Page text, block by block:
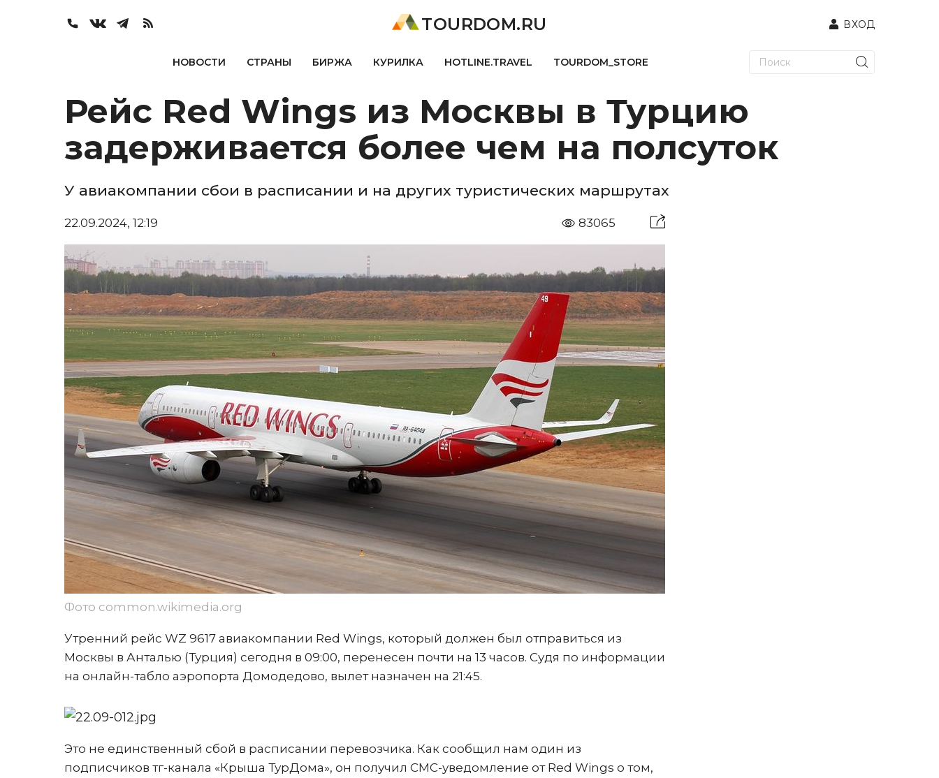
TOURDOM.RU ВХОД
НОВОСТИ СТРАНЫ БИРЖА КУРИЛКА HOTLINE.TRAVEL TOURDOM_STORE
Рейс Red Wings из Москвы в Турцию
задерживается более чем на полсуток
У авиакомпании сбои в расписании и на других туристических маршрутах
22.09.2024, 12:19 83065
Фото common.wikimedia.org
Утренний рейс WZ 9617 авиакомпании Red Wings, который должен был отправиться из
Москвы в Анталью (Турция) сегодня в 09:00, перенесен почти на 13 часов. Судя по информации
на онлайн-табло аэропорта Домодедово, вылет назначен на 21:45.
Это не единственный сбой в расписании перевозчика. Как сообщил нам один из
подписчиков тг-канала «Крыша ТурДома», он получил СМС-уведомление от Red Wings о том,